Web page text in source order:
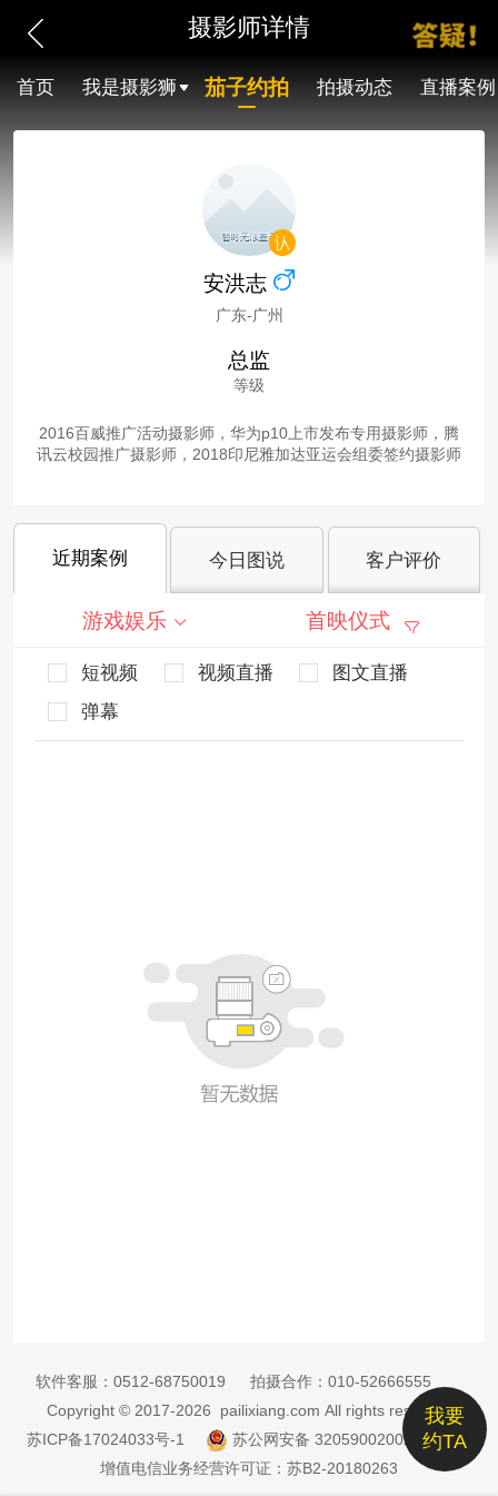
摄影师详情
首页 我是摄影狮 茄子约拍 拍摄动态 直播案例
安洪志
广东-广州
总监
等级
2016百威推广活动摄影师，华为p10上市发布专用摄影师，腾
讯云校园推广摄影师，2018印尼雅加达亚运会组委签约摄影师
近期案例 今日图说 客户评价
游戏娱乐 首映仪式
短视频 视频直播
图文直播
弹幕
我要
约TA
软件客服： 0512-68750019 拍摄合作： 010-52666555
Copyright © 2017-2026 pailixiang.com All rights reserved
苏ICP备17024033号-1
苏公网安备 32059002002885号
增值电信业务经营许可证：苏B2-20180263